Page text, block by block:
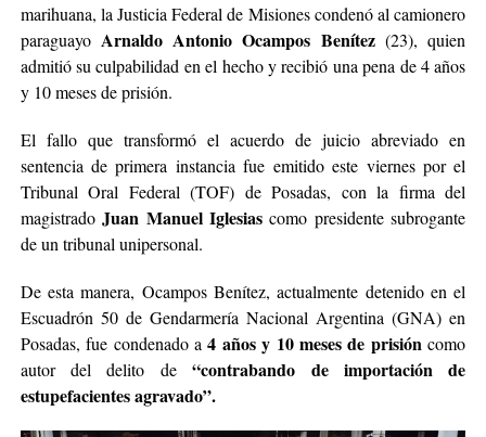
marihuana, la Justicia Federal de Misiones condenó al camionero
paraguayo Arnaldo Antonio Ocampos Benítez(23), quien
admitió su culpabilidad en el hecho y recibió una pena de 4 años
y 10 meses de prisión.
El fallo que transformó el acuerdo de juicio abreviado en
sentencia de primera instancia fue emitido este viernes por el
Tribunal Oral Federal (TOF) de Posadas, con la firma del
magistradoJuan Manuel Iglesias como presidente subrogante
de un tribunal unipersonal.
De esta manera, Ocampos Benítez, actualmente detenido en el
Escuadrón 50 de Gendarmería Nacional Argentina (GNA) en
Posadas, fue condenado a4 años y 10 meses de prisión como
autor del delito de“contrabando de importación de
estupefacientes agravado”.